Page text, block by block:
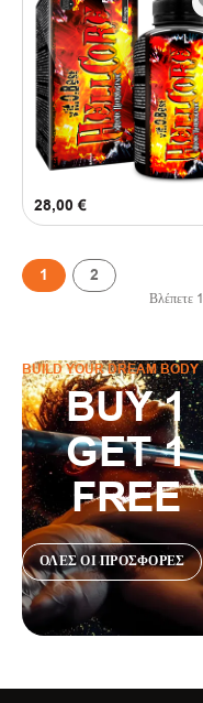
Βλέπετε 1
28,00 €
1 2
BUILD YOUR DREAM BODY
BUY 1
GET 1
FREE
ΟΛΕΣ ΟΙ ΠΡΟΣΦΟΡΕΣ